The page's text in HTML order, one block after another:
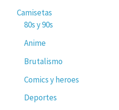
Camisetas
80s y 90s
Anime
Brutalismo
Comics y heroes
Deportes